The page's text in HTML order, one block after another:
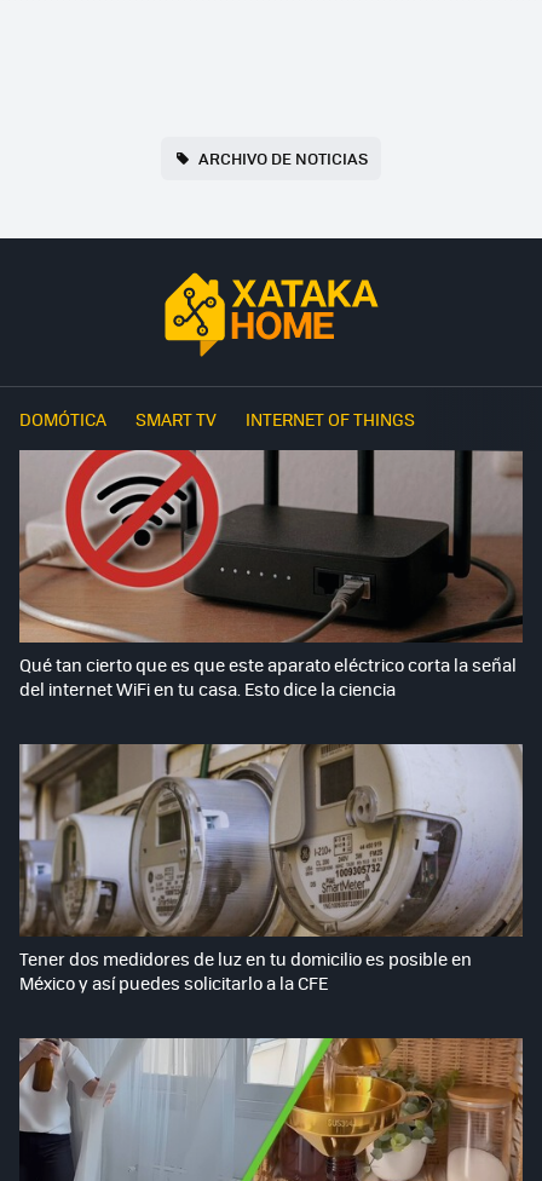
ARCHIVO DE NOTICIAS
DOMÓTICA SMART TV INTERNET OF THINGS
Qué tan cierto que es que este aparato eléctrico corta la señal
del internet WiFi en tu casa. Esto dice la ciencia
Tener dos medidores de luz en tu domicilio es posible en
México y así puedes solicitarlo a la CFE